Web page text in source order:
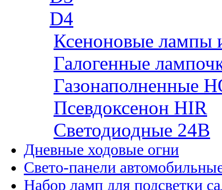
D4
Ксеноновые лампы
Галогенные
Газонаполненные
Псевдоксенон HIR
Cветодиодные 24B
Дневные ходовые огни
Свето-панели
Набор ламп для подсветки